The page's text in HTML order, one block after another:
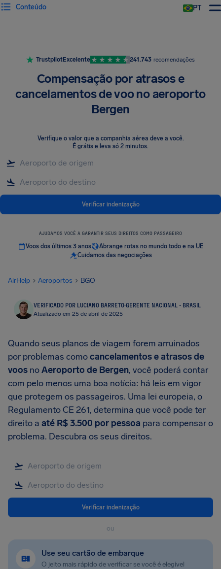
PT
Conteúdo
TrustpilotExcelente 241.743 recomendações
Compensação por atrasos e
cancelamentos de voo no aeroporto
Bergen
Verifique o valor que a companhia aérea deve a você.
É grátis e leva só 2 minutos.
Verificar indenização
AJUDAMOS VOCÊ A GARANTIR SEUS DIREITOS COMO PASSAGEIRO
Voos dos últimos 3 anos
Abrange rotas no mundo todo e na UE
Cuidamos das negociações
AirHelp Aeroportos BGO
VERIFICADO POR LUCIANO BARRETO·GERENTE NACIONAL - BRASIL
Atualizado em 25 de abril de 2025
Quando seus planos de viagem forem arruinados
por problemas comocancelamentos e atrasos de
voos noAeroporto de Bergen, você poderá contar
com pelo menos uma boa notícia: há leis em vigor
que protegem os passageiros. Uma lei europeia, o
Regulamento CE 261, determina que você pode ter
direito a até R$ 3.500 por pessoa para compensar o
problema. Descubra os seus direitos.
Verificar indenização
ou
Use seu cartão de embarque
O jeito mais rápido de verificar se você é elegível